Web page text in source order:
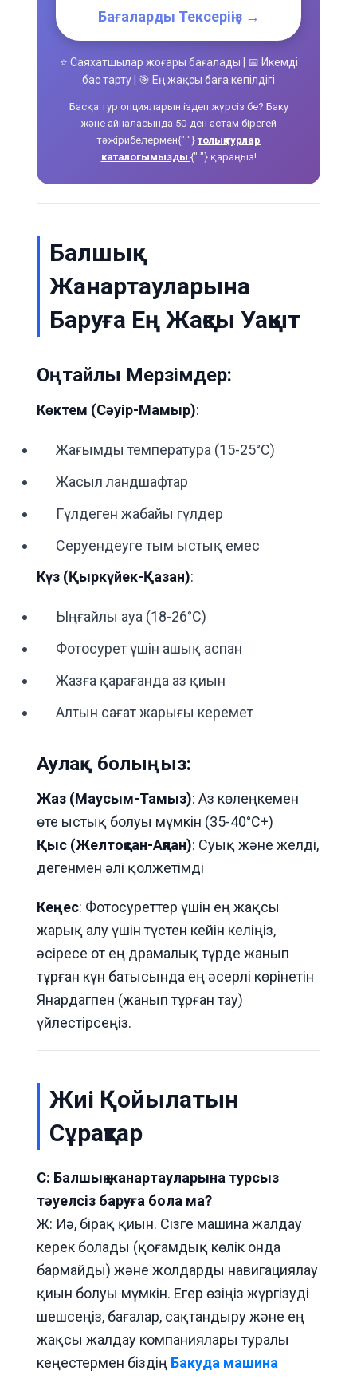
Бағаларды Тексеріңіз →
⭐ Саяхатшылар жоғары бағалады | 📅 Икемді
бас тарту | 🎯 Ең жақсы баға кепілдігі
Басқа тур опцияларын іздеп жүрсіз бе? Баку
және айналасында 50-ден астам бірегей
тәжірибелермен{" "}толық турлар
каталогымызды {" "} қараңыз!
Балшық
Жанартауларына
Баруға Ең Жақсы Уақыт
Оңтайлы Мерзімдер:
Көктем (Сәуір-Мамыр):
Жағымды температура (15-25°C)
Жасыл ландшафтар
Гүлдеген жабайы гүлдер
Серуендеуге тым ыстық емес
Күз (Қыркүйек-Қазан):
Ыңғайлы ауа (18-26°C)
Фотосурет үшін ашық аспан
Жазға қарағанда аз қиын
Алтын сағат жарығы керемет
Аулақ болыңыз:
Жаз (Маусым-Тамыз): Аз көлеңкемен
өте ыстық болуы мүмкін (35-40°C+)
Қыс (Желтоқсан-Ақпан): Суық және желді,
дегенмен әлі қолжетімді
Кеңес: Фотосуреттер үшін ең жақсы
жарық алу үшін түстен кейін келіңіз,
әсіресе от ең драмалық түрде жанып
тұрған күн батысында ең әсерлі көрінетін
Янардагпен (жанып тұрған тау)
үйлестірсеңіз.
Жиі Қойылатын
Сұрақтар
С: Балшық жанартауларына турсыз
тәуелсіз баруға бола ма?
Ж: Иә, бірақ қиын. Сізге машина жалдау
керек болады (қоғамдық көлік онда
бармайды) және жолдарды навигациялау
қиын болуы мүмкін. Егер өзіңіз жүргізуді
шешсеңіз, бағалар, сақтандыру және ең
жақсы жалдау компаниялары туралы
кеңестермен біздің Бакуда машина